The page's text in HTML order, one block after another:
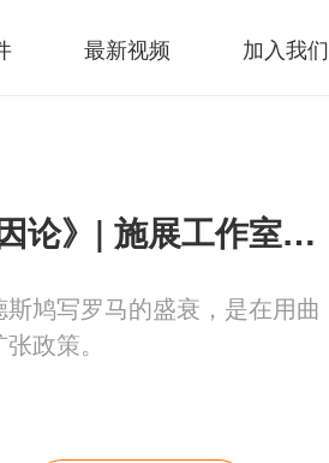
最新视频 加入我们
《罗马盛衰原因论》| 施展工作室解读
鸠写罗马的盛衰，是在用曲
政策。